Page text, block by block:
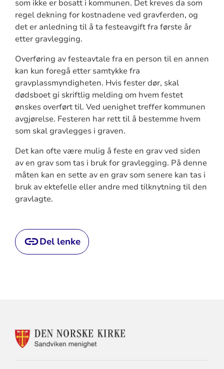
som ikke er bosatt i kommunen. Det kreves da som
regel dekning for kostnadene ved gravferden, og
det er anledning til å ta festeavgift fra første år
etter gravlegging.
Overføring av festeavtale fra en person til en annen
kan kun foregå etter samtykke fra
gravplassmyndigheten. Hvis fester dør, skal
dødsboet gi skriftlig melding om hvem festet
ønskes overført til. Ved uenighet treffer kommunen
avgjørelse. Festeren har rett til å bestemme hvem
som skal gravlegges i graven.
Det kan ofte være mulig å feste en grav ved siden
av en grav som tas i bruk for gravlegging. På denne
måten kan en sette av en grav som senere kan tas i
bruk av ektefelle eller andre med tilknytning til den
gravlagte.
Del lenke
KONTAKTINFORMASJON